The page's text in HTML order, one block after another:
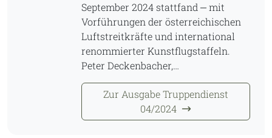
September 2024 stattfand ‒ mit
Vorführungen der österreichischen
Luftstreitkräfte und international
renommierter Kunstflugstaffeln.
Peter Deckenbacher,…
Zur Ausgabe Truppendienst
04/2024